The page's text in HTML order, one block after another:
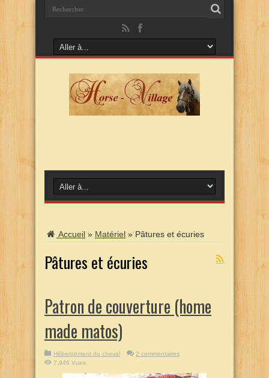
Accueil » Matériel » Pâtures et écuries
Pâtures et écuries
Patron de couverture (home
made matos)
Hébergement du cheval
2 commentaires
7,946 Vues